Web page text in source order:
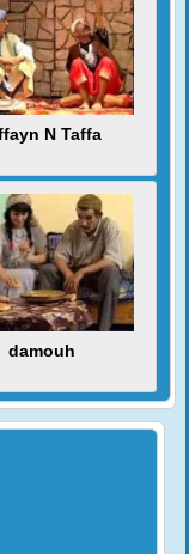
N Taffa
damouh